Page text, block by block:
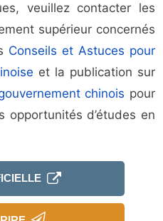
veuillez contacter les
supérieur concernés
Conseils et Astuces pour
et la publication sur
chinois pour
opportunités d’études en